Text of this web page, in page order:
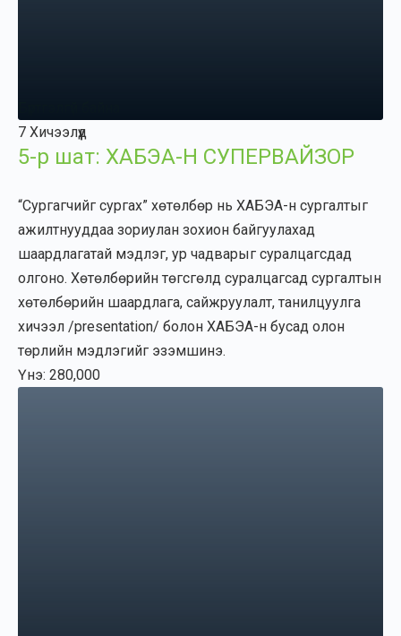
7 Хичээлүүд
5-р шат: ХАБЭА-Н СУПЕРВАЙЗОР
“Сургагчийг сургах” хөтөлбөр нь ХАБЭА-н сургалтыг
ажилтнууддаа зориулан зохион байгуулахад
шаардлагатай мэдлэг, ур чадварыг суралцагсдад
олгоно. Хөтөлбөрийн төгсгөлд суралцагсад сургалтын
хөтөлбөрийн шаардлага, сайжруулалт, танилцуулга
хичээл /presentation/ болон ХАБЭА-н бусад олон
төрлийн мэдлэгийг эзэмшинэ.
Үнэ: 280,000